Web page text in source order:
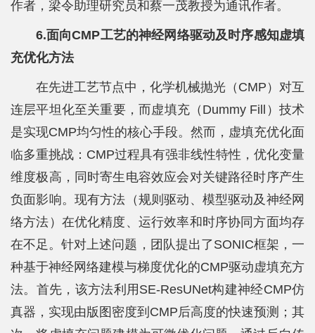
作者，梁令助理研究员和蔡一茂教授为通讯作者。
6.面向CMP工艺的神经网络驱动及时序感知虚填
充优化方法
在先进工艺节点中，化学机械抛光（CMP）对互
连层平坦化至关重要，而虚填充（Dummy Fill）技术
是实现CMP均匀性的核心手段。然而，虚填充优化面
临多重挑战：CMP过程具有强非线性特性，优化变量
维度极高，同时寄生电容效应会对关键路径时序产生
负面影响。现有方法（规则驱动、模型驱动及神经网
络方法）在优化精度、运行效率和时序协同方面均存
在不足。针对上述问题，团队提出了SONIC框架，一
种基于神经网络建模与梯度优化的CMP驱动虚填充方
法。首先，该方法利用SE-ResUNet构建神经CMP仿
真器，实现由版图密度到CMP后高度的快速预测；其